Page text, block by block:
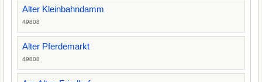
Alter Kleinbahndamm
49808
Alter Pferdemarkt
49808